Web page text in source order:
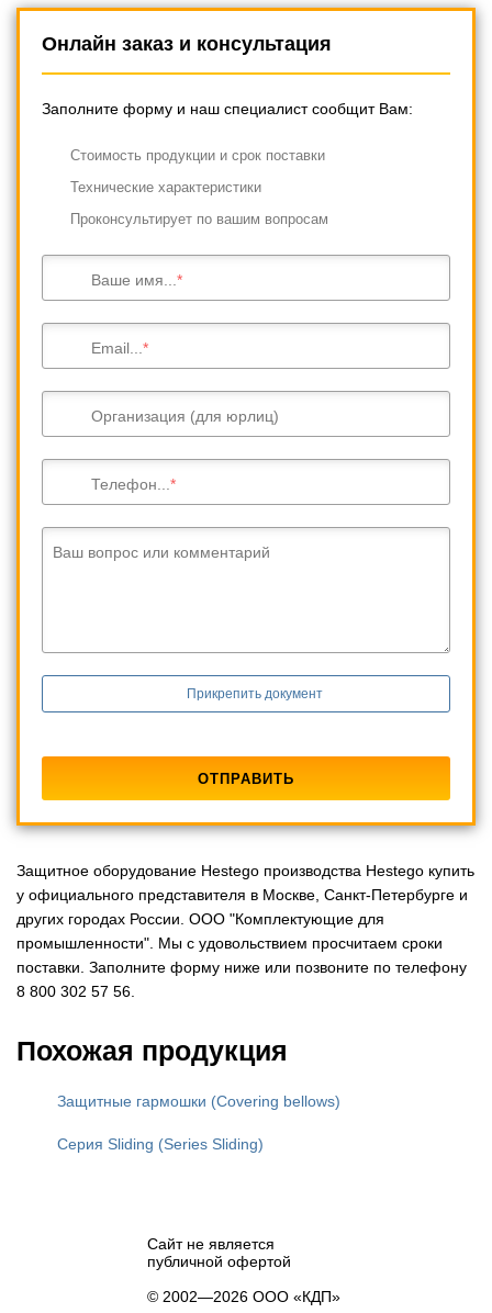
Онлайн заказ и консультация
Заполните форму и наш специалист сообщит Вам:
Cтоимость продукции и срок поставки
Технические характеристики
Проконсультирует по вашим вопросам
Ваше имя...
Email...
Организация (для юрлиц)
Телефон...
Ваш вопрос или комментарий
Прикрепить документ
Защитное оборудование Hestego производства Hestego купить
у официального представителя в Москве, Санкт-Петербурге и
других городах России. ООО "Комплектующие для
промышленности". Мы с удовольствием просчитаем сроки
поставки. Заполните форму ниже или позвоните по телефону
8 800 302 57 56.
Похожая продукция
Защитные гармошки (Covering bellows)
Серия Sliding (Series Sliding)
Сайт не является
публичной офертой
© 2002—2026 ООО «КДП»